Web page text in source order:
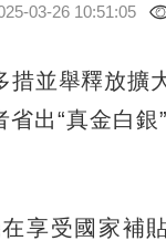
03-26 10:51:05
並舉釋放擴
省出“真金白銀
受國家補貼